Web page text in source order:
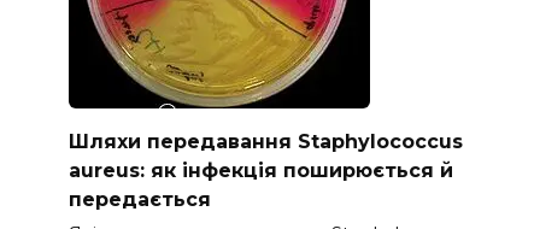
Шляхи передавання Staphylococcus
aureus: як інфекція поширюється й
передається